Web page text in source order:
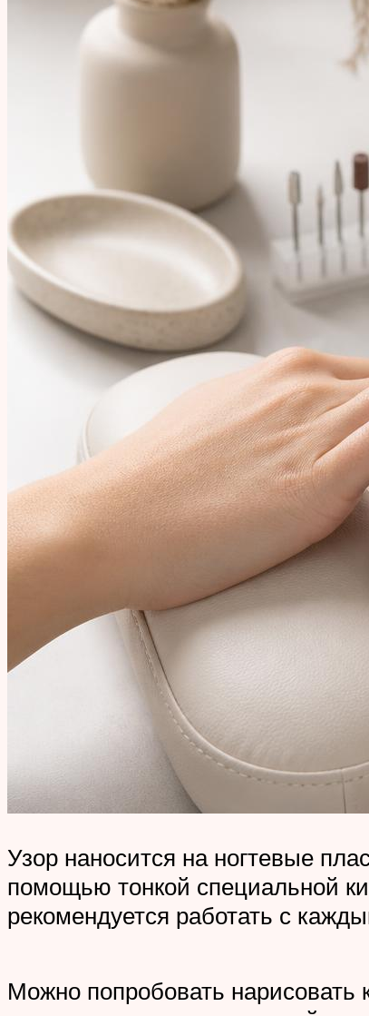
Узор наносится на ногтевые
помощью тонкой специальной
рекомендуется работать с
Можно попробовать нарисовать